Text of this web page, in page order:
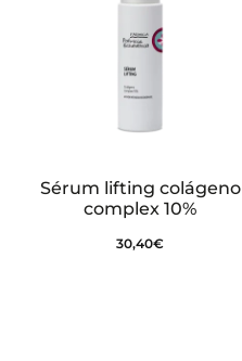
Sérum lifting colágeno
complex 10%
30,40€